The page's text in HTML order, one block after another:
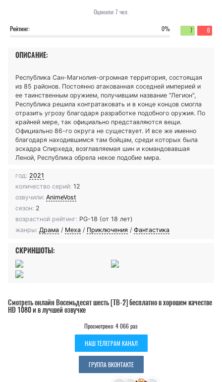
Оценили:7 чел.
Рейтинг:
0% 7 0
ОПИСАНИЕ:
Республика Сан-Магнолия-огромная территория, состоящая
из 85 районов. Постоянно атакованная соседней империей и
ее таинственным оружием, получившим название "Легион",
Республика решила контратаковать и в конце концов смогла
отразить угрозу благодаря разработке подобного оружия. По
крайней мере, так официально представляются вещи.
Официально 86-го округа не существует. И все же именно
благодаря находившимся там бойцам, среди которых была
эскадра Спирхеда, возглавляемая шин и командовавшая
Леной, Республика обрела некое подобие мира.
год: 2021
количество серий: 12
озвучили: AnimeVost
сезон: 2
возрастной рейтинг: PG-18 (от 18 лет)
жанры: Драма / Меха / Приключения / Фантастика
СКРИНШОТЫ:
Смотреть онлайн Восемьдесят шесть [ТВ-2] бесплатно в хорошем качестве
HD 1080 и в лучшей озвучке
Просмотрено: 4 066 раз
НАШ ТЕЛЕГРАМ КАНАЛ
ГРУППА ВКОНТАКТЕ